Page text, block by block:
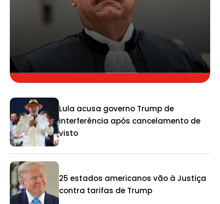
Lula acusa governo Trump de
interferência após cancelamento de
visto
25 estados americanos vão à Justiça
contra tarifas de Trump